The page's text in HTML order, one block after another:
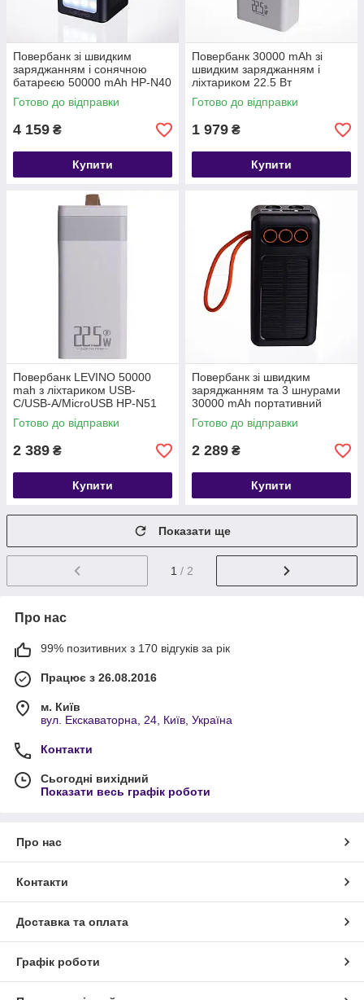
Повербанк зі швидким
заряджанням і сонячною
батареєю 50000 mAh HP-N40
Готово до відправки
4 159 ₴
Купити
Повербанк 30000 mAh зі
швидким заряджанням і
ліхтариком 22.5 Вт
powerbank заряджання для
телефона ґаджетів Білий HP-
Готово до відправки
1 979 ₴
Купити
Повербанк LEVINO 50000
mah з ліхтариком USB-
C/USB-A/MicroUSB HP-N51
Готово до відправки
2 389 ₴
Купити
Повербанк зі швидким
заряджанням та 3 шнурами
30000 mAh портативний
зарядний пристрій powerbank
заряджання для телефона
Готово до відправки
2 289 ₴
Купити
Показати ще
1 / 2
Про нас
99% позитивних з 170 відгуків за рік
Працює з 26.08.2016
м. Київ
вул. Екскаваторна, 24, Київ, Україна
Контакти
Сьогодні вихідний
Показати весь графік роботи
Про нас
Контакти
Доставка та оплата
Графік роботи